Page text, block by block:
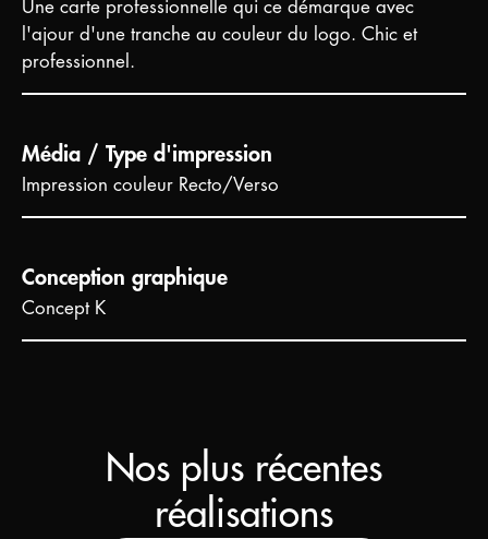
Une carte professionnelle qui ce démarque avec
l'ajour d'une tranche au couleur du logo. Chic et
professionnel.
Média / Type d'impression
Impression couleur Recto/Verso
Conception graphique
Concept K
Nos plus récentes
réalisations